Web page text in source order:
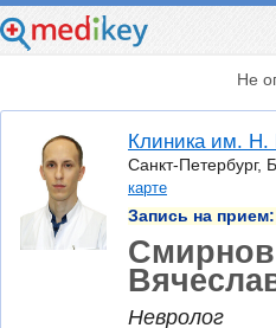
Не
Клиника им. Н.
Санкт-Петербург,
карте
Запись на прием:
Невролог